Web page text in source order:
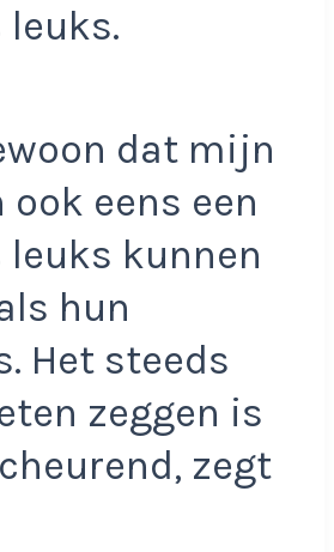
dat mijn
eens een
leuks kunnen
hun
Het steeds
zeggen is
zegt